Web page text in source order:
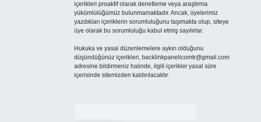
içerikleri proaktif olarak denetleme veya araştırma
yükümlülüğümüz bulunmamaktadır. Ancak, üyelerimiz
yazdıkları içeriklerin sorumluluğunu taşımakta olup, siteye
üye olarak bu sorumluluğu kabul etmiş sayılırlar.
Hukuka ve yasal düzenlemelere aykırı olduğunu
düşündüğünüz içerikleri, backlinkpanelicomtr@gmail.com
adresine bildirmeniz halinde, ilgili içerikler yasal süre
içerisinde sitemizden kaldırılacaktır.